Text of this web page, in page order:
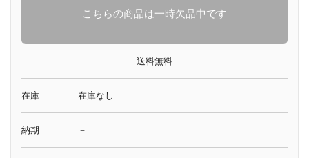
こちらの商品は一時欠品中です
送料無料
在庫 在庫なし
納期 －